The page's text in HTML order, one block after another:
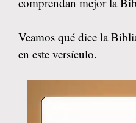
Veamos qué dice la
en este versículo.